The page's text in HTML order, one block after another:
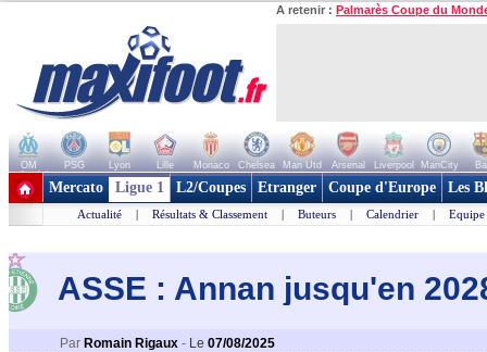
A retenir : Palmarès Coupe du
OM PSG Lyon Lille Monaco Chelsea Man Utd Arsenal Liverpool ManCity
+ de clubs
Mercato Ligue 1 L2/Coupes Etranger Coupe d'Europe Les
Actualité | Résultats & Classement | Buteurs | Calendrier | Equipe
ASSE : Annan jusqu'en
Par Romain Rigaux - Le 07/08/2025